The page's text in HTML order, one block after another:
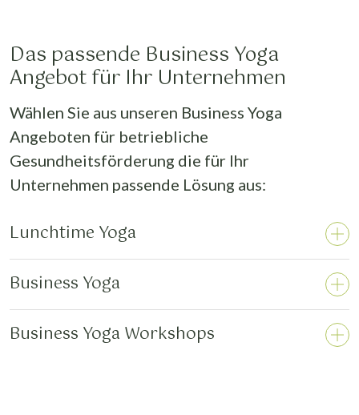
Das passende Business Yoga
Angebot für Ihr Unternehmen
Wählen Sie aus unseren Business Yoga
Angeboten für betriebliche
Gesundheitsförderung die für Ihr
Unternehmen passende Lösung aus:
Lunchtime Yoga
Business Yoga
Business Yoga Workshops